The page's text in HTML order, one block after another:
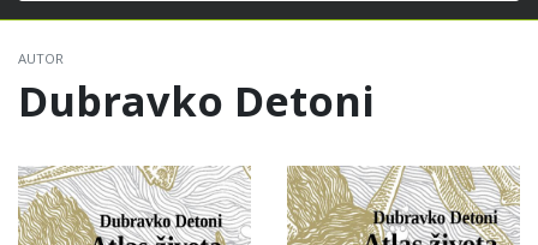
Pretraži
AUTOR
Dubravko Detoni